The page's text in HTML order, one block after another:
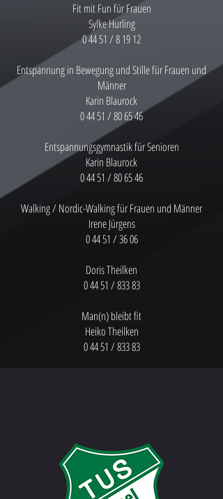
Fit mit Fun für Frauen
Sylke Hurling
0 44 51 / 8 19 12
Entspannung in Bewegung und Stille für Frauen und
Männer
Karin Blaurock
0 44 51 / 80 65 46
Entspannungsgymnastik für Senioren
Karin Blaurock
0 44 51 / 80 65 46
Walking / Nordic-Walking für Frauen und Männer
Irene Jürgens
0 44 51 / 36 06
Doris Theilken
0 44 51 / 833 83
Man(n) bleibt fit
Heiko Theilken
0 44 51 / 833 83